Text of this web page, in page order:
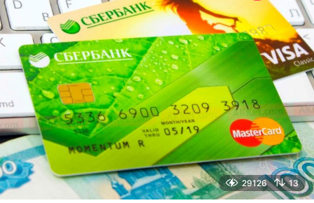
а
з
а
д
29126 13